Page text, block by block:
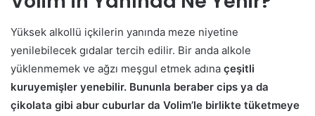
Yüksek alkollü içkilerin yanında meze niyetine
yenilebilecek gıdalar tercih edilir. Bir anda alkole
yüklenmemek ve ağzı meşgul etmek adına çeşitli
kuruyemişler yenebilir. Bununla beraber cips ya da
çikolata gibi abur cuburlar da Volim’le birlikte tüketmeye